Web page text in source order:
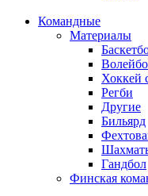
Командные
Материалы
Хоккей
Регби
Другие
Бильярд
Гандбол
Финская